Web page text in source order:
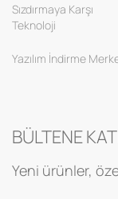
Sızdırmaya Karşı
Teknoloji
Yazılım İndirme
BÜLTENE
Yeni ürünler,